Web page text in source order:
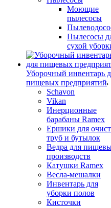
Моющие
пылесосы
Пылесосы
сухой
Уборочный инвентарь
пищевых предприятий
Schavon
Vikan
Инерционные
барабаны Ramex
Ершики для
труб и бутылок
Ведра для
производств
Катушки Ramex
Весла-мешалки
Инвентарь для
уборки полов
Кисточки